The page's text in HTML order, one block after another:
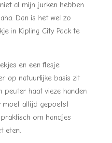
al mijn jurken hebben
Dan is het wel zo
in Kipling City Pack te
en een flesje
op natuurlijke basis zit
peuter haat vieze handen
moet altijd gepoetst
om handjes
eten.